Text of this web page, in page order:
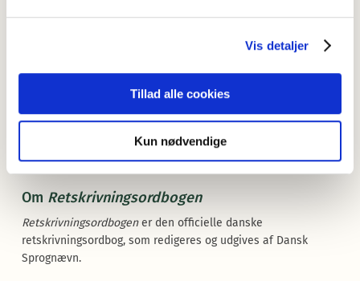
Vis detaljer
Tillad alle cookies
Kun nødvendige
Alternativformer fremgår nu af listevisningen.
Mere dynamisk terminologi: Grammatiske betegnelser i
henvisninger til retskrivningsreglerne svarer nu til den
terminologi der i øvrigt er valgt, dvs. latin eller dansk.
Når en søgestreng ikke matcher opslagsordet, men en
bøjningsform eller et sammensætningseksempel, angives
matchet under opslagsordet ud for ”fandt:”.
Om Retskrivningsordbogen
Retskrivningsordbogener den officielle danske
retskrivningsordbog, som redigeres og udgives af Dansk
Sprognævn.